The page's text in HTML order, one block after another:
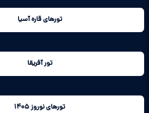
تورهای قاره آسیا
تور آفریقا
تورهای نوروز 1405